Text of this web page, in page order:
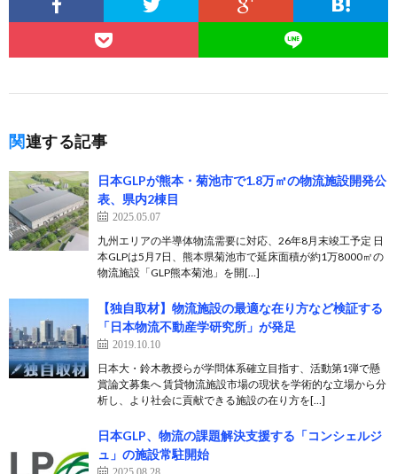
関連する記事
日本GLPが熊本・菊池市で1.8万㎡の物流施設開発公
表、県内2棟目
2025.05.07
九州エリアの半導体物流需要に対応、26年8月末竣工予定 日
本GLPは5月7日、熊本県菊池市で延床面積が約1万8000㎡の
物流施設「GLP熊本菊池」を開[…]
【独自取材】物流施設の最適な在り方など検証する
「日本物流不動産学研究所」が発足
2019.10.10
日本大・鈴木教授らが学問体系確立目指す、活動第1弾で懸
賞論文募集へ 賃貸物流施設市場の現状を学術的な立場から分
析し、より社会に貢献できる施設の在り方を[…]
日本GLP、物流の課題解決支援する「コンシェルジ
ュ」の施設常駐開始
2025.08.28